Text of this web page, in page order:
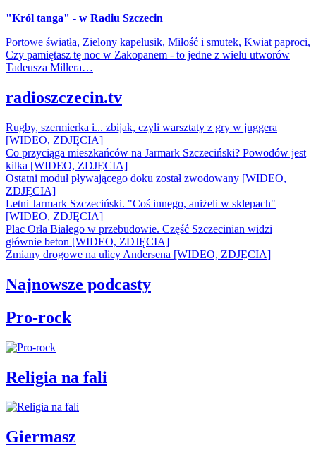
"Król tanga" - w Radiu Szczecin
Portowe światła, Zielony kapelusik, Miłość i smutek, Kwiat paproci,
Czy pamiętasz tę noc w Zakopanem - to jedne z wielu utworów
Tadeusza Millera…
radioszczecin.tv
Rugby, szermierka i... zbijak, czyli warsztaty z gry w juggera
[WIDEO, ZDJĘCIA]
Co przyciąga mieszkańców na Jarmark Szczeciński? Powodów jest
kilka [WIDEO, ZDJĘCIA]
Ostatni moduł pływającego doku został zwodowany [WIDEO,
ZDJĘCIA]
Letni Jarmark Szczeciński. "Coś innego, aniżeli w sklepach"
[WIDEO, ZDJĘCIA]
Plac Orła Białego w przebudowie. Część Szczecinian widzi
głównie beton [WIDEO, ZDJĘCIA]
Zmiany drogowe na ulicy Andersena [WIDEO, ZDJĘCIA]
Najnowsze podcasty
Pro-rock
Religia na fali
Giermasz